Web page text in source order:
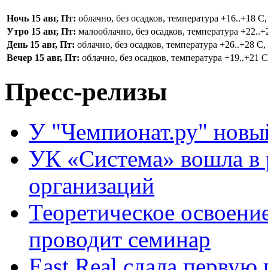
Ночь 15 авг, Пт: облачно, без осадков, температура +16..+18
Утро 15 авг, Пт: малооблачно, без осадков, температура
День 15 авг, Пт: облачно, без осадков, температура +26..+28
Вечер 15 авг, Пт: облачно, без осадков, температура
Пресс-релизы
У "Чемпионат.ру"
УК «Система» вошла в
организаций
Теоретическое
проводит семинар